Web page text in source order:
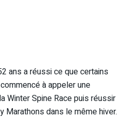
ans a réussi ce que certains
à appeler une
Winter Spine Race puis réussir
Marathons dans le même hiver.